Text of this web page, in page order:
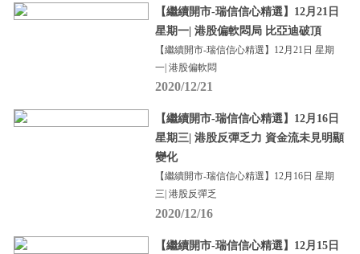
【繼續開市-瑞信信心精選】12月21日
星期一| 港股偏軟悶局 比亞迪破頂
【繼續開市-瑞信信心精選】12月21日 星期
一| 港股偏軟悶
2020/12/21
【繼續開市-瑞信信心精選】12月16日
星期三| 港股反彈乏力 資金流未見明顯
變化
【繼續開市-瑞信信心精選】12月16日 星期
三| 港股反彈乏
2020/12/16
【繼續開市-瑞信信心精選】12月15日